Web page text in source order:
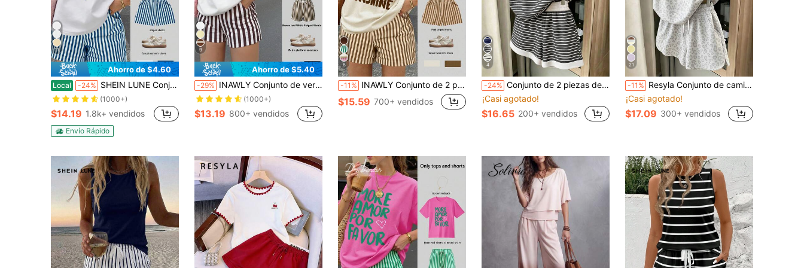
11
Ahorro de $4.60
Local -24% SHEIN LUNE Conjunto de 2 piezas de camiseta de manga corta y pantalones cortos con estampado de corazones y rayas, para uso casual y de vacaciones de mujer
(1000+)
$14.19 1.8k+ vendidos
Envío Rápido
9
Ahorro de $5.40
-29% INAWLY Conjunto de verano para mujer de dos piezas con camiseta de manga corta y pantalones cortos a rayas con estampado de cóctel
(1000+)
$13.19 800+ vendidos
8
-11% INAWLY Conjunto de 2 piezas de camiseta con estampado de letras de café y pantalones cortos a rayas para mujer de verano
$15.59 700+ vendidos
4
-24% Conjunto de 2 piezas de top de manga corta a rayas y shorts casual y cómodo para mujer, adecuado para el hogar, uso diario y vacaciones de playa, elegante de verano
¡Casi agotado!
$16.65 200+ vendidos
21
-11% Resyla Conjunto de camiseta y pantalones cortos casuales de verano con estampado de leopardo para mujer
¡Casi agotado!
$17.09 300+ vendidos